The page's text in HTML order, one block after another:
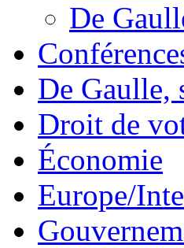
De
De Gaulle,
Droit de
Économie
Europe/